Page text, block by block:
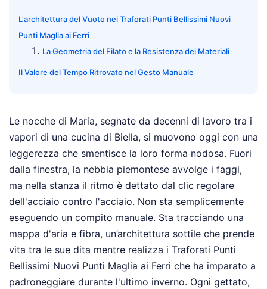
L'architettura del Vuoto nei Traforati Punti Bellissimi Nuovi
Punti Maglia ai Ferri
La Geometria del Filato e la Resistenza dei Materiali
Il Valore del Tempo Ritrovato nel Gesto Manuale
Le nocche di Maria, segnate da decenni di lavoro tra i
vapori di una cucina di Biella, si muovono oggi con una
leggerezza che smentisce la loro forma nodosa. Fuori
dalla finestra, la nebbia piemontese avvolge i faggi,
ma nella stanza il ritmo è dettato dal clic regolare
dell'acciaio contro l'acciaio. Non sta semplicemente
eseguendo un compito manuale. Sta tracciando una
mappa d'aria e fibra, un’architettura sottile che prende
vita tra le sue dita mentre realizza i Traforati Punti
Bellissimi Nuovi Punti Maglia ai Ferri che ha imparato a
padroneggiare durante l'ultimo inverno. Ogni gettato,